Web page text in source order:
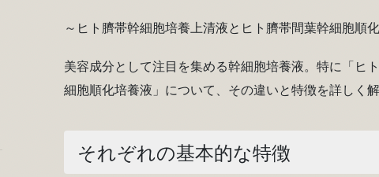
～ヒト臍帯幹細胞培養上清液とヒト臍帯間葉幹細胞順
美容成分として注目を集める幹細胞培養液。特に「ヒ
細胞順化培養液」について、その違いと特徴を詳しく
それぞれの基本的な特徴